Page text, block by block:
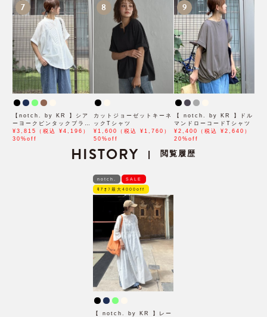
7
【notch. by KR 】シア
ーヨークピンタックブラウ
ス
¥3,815（税込 ¥4,196）
30%off
8
カットジョーゼットキーネ
ックTシャツ
¥1,600（税込 ¥1,760）
50%off
9
【 notch. by KR 】ドル
マンドローコードTシャツ
¥2,400（税込 ¥2,640）
20%off
HISTORY | 閲覧履歴
notch. SALE
ﾓｱｵﾌ最大4000off
【 notch. by KR 】レー